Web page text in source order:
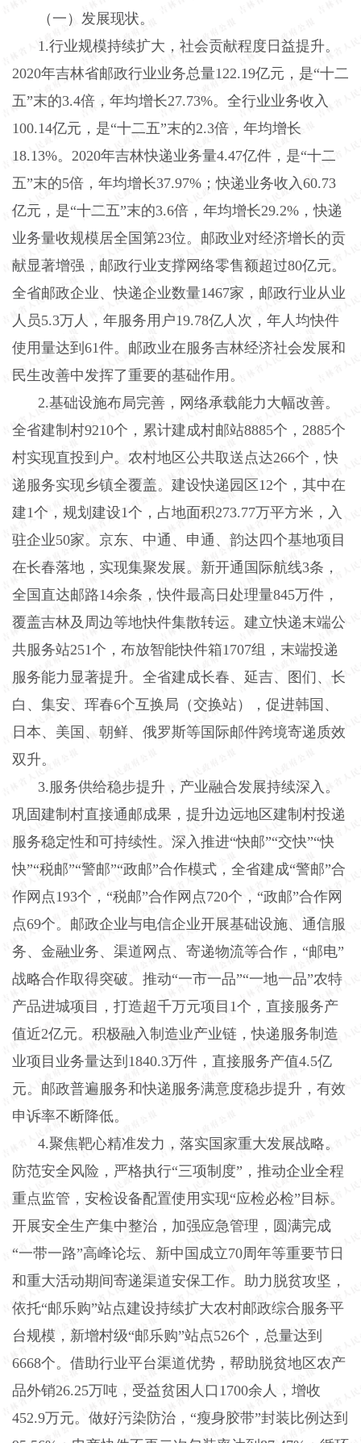
（一）发展现状。
1 .行业规模持续扩大，社会贡献程度日益提升。
2020年吉林省邮政行业业务总量122.19亿元，是“十二
五”末的3.4倍，年均增长27.73%。全行业业务收入
100.14亿元，是“十二五”末的2.3倍，年均增长
18.13%。2020年吉林快递业务量4.47亿件，是“十二
五”末的5倍，年均增长37.97%；快递业务收入60.73
亿元，是“十二五”末的3.6倍，年均增长29.2%，快递
业务量收规模居全国第23位。邮政业对经济增长的贡
献显著增强，邮政行业支撑网络零售额超过80亿元。
全省邮政企业、快递企业数量1467家，邮政行业从业
人员5.3万人，年服务用户19.78亿人次，年人均快件
使用量达到61件。邮政业在服务吉林经济社会发展和
民生改善中发挥了重要的基础作用。
2.基础设施布局完善，网络承载能力大幅改善。
全省建制村9210个，累计建成村邮站8885个，2885个
村实现直投到户。农村地区公共取送点达266个，快
递服务实现乡镇全覆盖。建设快递园区12个，其中在
建1个，规划建设1个，占地面积273.77万平方米，入
驻企业50家。京东、中通、申通、韵达四个基地项目
在长春落地，实现集聚发展。新开通国际航线3条，
全国直达邮路14余条，快件最高日处理量845万件，
覆盖吉林及周边等地快件集散转运。建立快递末端公
共服务站251个，布放智能快件箱1707组，末端投递
服务能力显著提升。全省建成长春、延吉、图们、长
白、集安、珲春6个互换局（交换站），促进韩国、
日本、美国、朝鲜、俄罗斯等国际邮件跨境寄递质效
双升。
3.服务供给稳步提升，产业融合发展持续深入。
巩固建制村直接通邮成果，提升边远地区建制村投递
服务稳定性和可持续性。深入推进“快邮”“交快”“快
快”“税邮”“警邮”“政邮”合作模式，全省建成“警邮”合
作网点193个，“税邮”合作网点720个，“政邮”合作网
点69个。邮政企业与电信企业开展基础设施、通信服
务、金融业务、渠道网点、寄递物流等合作，“邮电”
战略合作取得突破。推动“一市一品”“一地一品”农特
产品进城项目，打造超千万元项目1个，直接服务产
值近2亿元。积极融入制造业产业链，快递服务制造
业项目业务量达到1840.3万件，直接服务产值4.5亿
元。邮政普遍服务和快递服务满意度稳步提升，有效
申诉率不断降低。
4.聚焦靶心精准发力，落实国家重大发展战略。
防范安全风险，严格执行“三项制度”，推动企业全程
重点监管，安检设备配置使用实现“应检必检”目标。
开展安全生产集中整治，加强应急管理，圆满完成
“一带一路”高峰论坛、新中国成立70周年等重要节日
和重大活动期间寄递渠道安保工作。助力脱贫攻坚，
依托“邮乐购”站点建设持续扩大农村邮政综合服务平
台规模，新增村级“邮乐购”站点526个，总量达到
6668个。借助行业平台渠道优势，帮助脱贫地区农产
品外销26.25万吨，受益贫困人口1700余人，增收
452.9万元。做好污染防治，“瘦身胶带”封装比例达到